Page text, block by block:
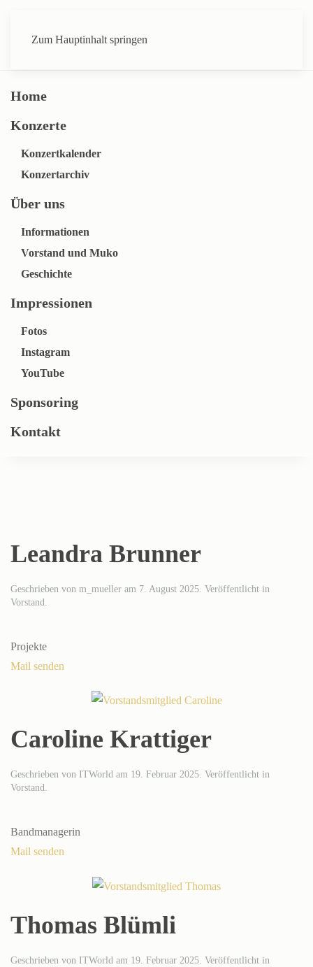
Zum Hauptinhalt springen
Home
Konzerte
Konzertkalender
Konzertarchiv
Über uns
Informationen
Vorstand und Muko
Geschichte
Impressionen
Fotos
Instagram
YouTube
Sponsoring
Kontakt
Leandra Brunner
Geschrieben von m_mueller am 7. August 2025. Veröffentlicht in
Vorstand.
Projekte
Mail senden
Caroline Krattiger
Geschrieben von ITWorld am 19. Februar 2025. Veröffentlicht in
Vorstand.
Bandmanagerin
Mail senden
Thomas Blümli
Geschrieben von ITWorld am 19. Februar 2025 . Veröffentlicht in